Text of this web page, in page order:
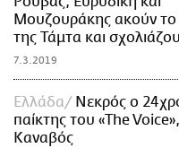
Μουζουράκης ακούν το
της Τάμτα και
7.3.2019
Ελλάδα
Νεκρός ο
παίκτης του «Τhe
Καναβός